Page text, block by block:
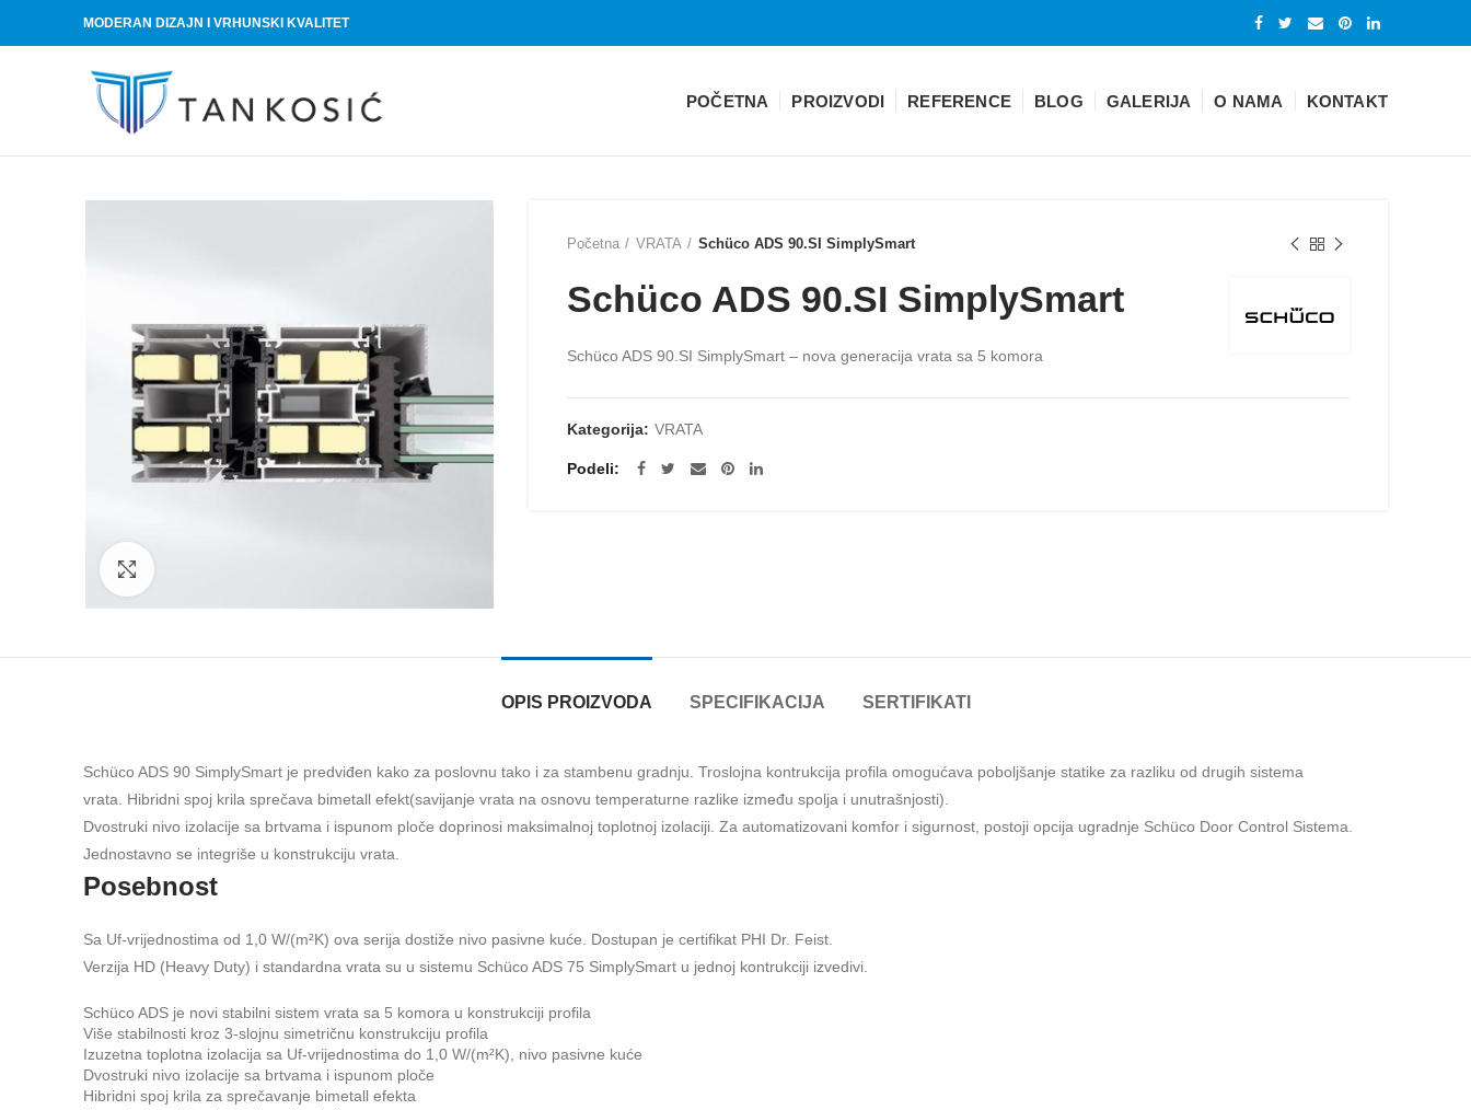
MODERAN DIZAJN I VRHUNSKI KVALITET
POČETNA PROIZVODI REFERENCE BLOG GALERIJA O NAMA KONTAKT
Početna VRATA Schüco ADS 90.SI SimplySmart
Schüco ADS 90.SI SimplySmart
Schüco ADS 90.SI SimplySmart – nova generacija vrata sa 5 komora
Kategorija: VRATA
Podeli
OPIS PROIZVODA SPECIFIKACIJA SERTIFIKATI
Schüco ADS 90 SimplySmart je predviđen kako za poslovnu tako i za stambenu gradnju. Troslojna kontrukcija profila omogućava poboljšanje statike za razliku od drugih sistema
vrata. Hibridni spoj krila sprečava bimetall efekt(savijanje vrata na osnovu temperaturne razlike između spolja i unutrašnjosti).
Dvostruki nivo izolacije sa brtvama i ispunom ploče doprinosi maksimalnoj toplotnoj izolaciji. Za automatizovani komfor i sigurnost, postoji opcija ugradnje Schüco Door Control Sistema.
Jednostavno se integriše u konstrukciju vrata.
Posebnost
Sa Uf-vrijednostima od 1,0 W/(m²K) ova serija dostiže nivo pasivne kuće. Dostupan je certifikat PHI Dr. Feist.
Verzija HD (Heavy Duty) i standardna vrata su u sistemu Schüco ADS 75 SimplySmart u jednoj kontrukciji izvedivi.
Schüco ADS je novi stabilni sistem vrata sa 5 komora u konstrukciji profila
Više stabilnosti kroz 3-slojnu simetričnu konstrukciju profila
Izuzetna toplotna izolacija sa Uf-vrijednostima do 1,0 W/(m²K), nivo pasivne kuće
Dvostruki nivo izolacije sa brtvama i ispunom ploče
Hibridni spoj krila za sprečavanje bimetall efekta